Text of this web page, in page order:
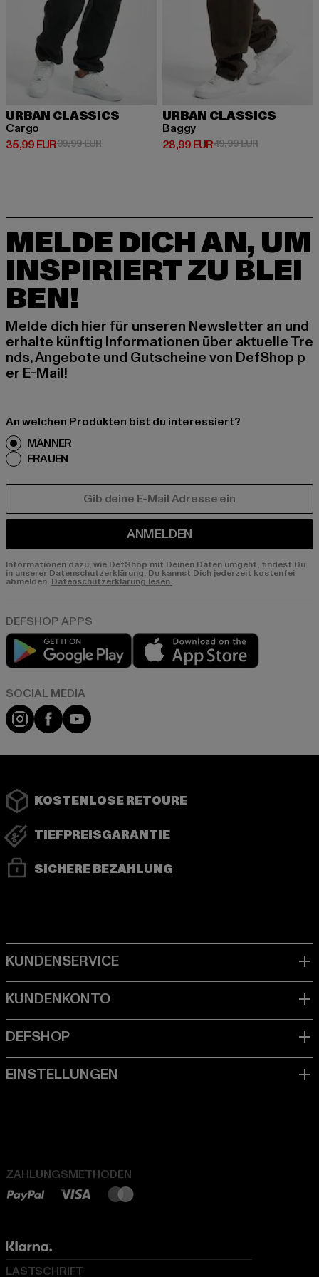
URBAN CLASSICS
Cargo
35,99 EUR
Derzeitiger Preis: 35,99 EUR
39,99 EURAktionspreis: 39,99 EUR
URBAN CLASSICS
Baggy
28,99 EUR
Derzeitiger Preis: 28,99 EUR
49,99 EURAktionspreis:
MELDE DICH AN, UM
INSPIRIERT ZU BLEI
BEN!
Melde dich hier für unseren Newsletter an und
erhalte künftig Informationen über aktuelle Tre
nds, Angebote und Gutscheine von DefShop p
er E-Mail!
An welchen Produkten bist du interessiert?
MÄNNER
FRAUEN
ANMELDEN
Informationen dazu, wie DefShop mit Deinen Daten umgeht, findest Du
in unserer Datenschutzerklärung. Du kannst Dich jederzeit kostenfei
abmelden.Datenschutzerklärung lesen.
Play market
Instagram
FacebookYouTube
KOSTENLOSE RETOURE
TIEFPREISGARANTIE
SICHERE BEZAHLUNG
ZAHLUNGSMETHODEN
LASTSCHRIFT